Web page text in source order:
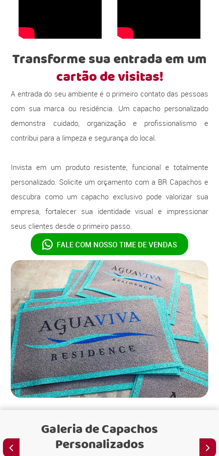
Transforme sua entrada em um
cartão de visitas!
A entrada do seu ambiente é o primeiro contato das pessoas
com sua marca ou residência. Um capacho personalizado
demonstra cuidado, organização e profissionalismo e
contribui para a limpeza e segurança do local.
Invista em um produto resistente, funcional e totalmente
personalizado. Solicite um orçamento com a BR Capachos e
descubra como um capacho exclusivo pode valorizar sua
empresa, fortalecer sua identidade visual e impressionar
seus clientes desde o primeiro passo.
FALE COM NOSSO TIME DE VENDAS
Galeria deCapachos
Personalizados